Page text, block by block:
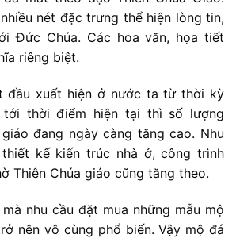
nét đặc trưng thể hiện lòng tin,
Đức Chúa. Các hoa văn, họa tiết
riêng biệt.
đầu xuất hiện ở nước ta từ thời kỳ
tới thời điểm hiện tại thì số lượng
đang ngày càng tăng cao. Nhu
kế kiến trúc nhà ở, công trình
Thiên Chúa giáo cũng tăng theo.
nhu cầu đặt mua những mẫu mộ
nên vô cùng phổ biến. Vậy mộ đá